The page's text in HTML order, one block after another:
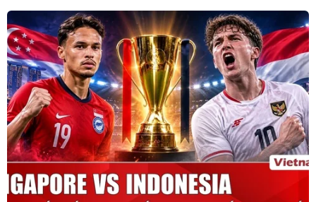
Nhà báo Võ Mạnh Hùng ( Báo Điện tử VietnamPlus) đại diện
nhóm tác giả loạt 5 bài "'Chảy máu' - Lãng phí tài nguyên
khoáng sản: Gánh nặng đè lên 'vai' xã hội" nhận giải A. (Ảnh:
Hoài Nam/Vietnam+)